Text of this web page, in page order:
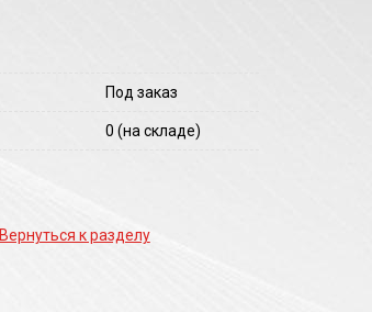
Под заказ
0 (на складе)
Вернуться к разделу